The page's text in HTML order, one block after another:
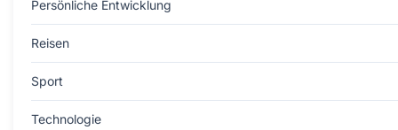
Persönliche Entwicklung
Reisen
Sport
Technologie